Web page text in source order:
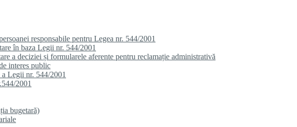
responsabile pentru Legea nr. 544/2001
în baza Legii nr. 544/2001
a deciziei și formularele aferente pentru reclamație administrativă
interes public
Legii nr. 544/2001
2001
bugetară)